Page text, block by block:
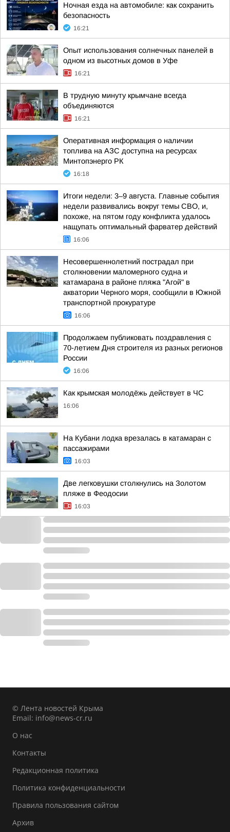
Ночная езда на автомобиле: как сохранить
безопасность
16:21
Опыт использования солнечных панелей в
одном из высотных домов в Уфе
16:21
В трудную минуту крымчане всегда
объединяются
16:21
Оперативная информация о наличии
топлива на АЗС доступна на ресурсах
Минтопэнерго РК
16:18
Итоги недели: 3–9 августа. Главные события
недели развивались вокруг темы СВО, и,
похоже, на пятом году конфликта удалось
нащупать оптимальный фарватер действий
16:06
Несовершеннолетний пострадал при
столкновении маломерного судна и
катамарана в районе пляжа "Агой" в
акватории Черного моря, сообщили в Южной
транспортной прокуратуре
16:06
Продолжаем публиковать поздравления с
70-летием Дня строителя из разных регионов
России
16:06
Как крымская молодёжь действует в ЧС
16:06
На Кубани лодка врезалась в катамаран с
пассажирами
16:03
Две легковушки столкнулись на Золотом
пляже в Феодосии
16:03
© Лента новостей Крыма
Email: info@news-cr.ru
О нас
Контакты
Редакционная политика
Политика конфиденциальности
Правила пользования сайтом
Архив